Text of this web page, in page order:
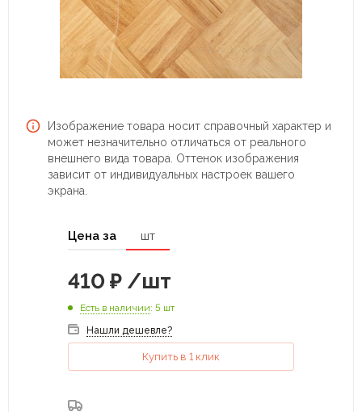
Изображение товара носит справочный характер и
может незначительно отличаться от реального
внешнего вида товара. Оттенок изображения
зависит от индивидуальных настроек вашего
экрана.
Цена за шт
410 ₽ /шт
Есть в наличии: 5 шт
Нашли дешевле?
Купить в 1 клик